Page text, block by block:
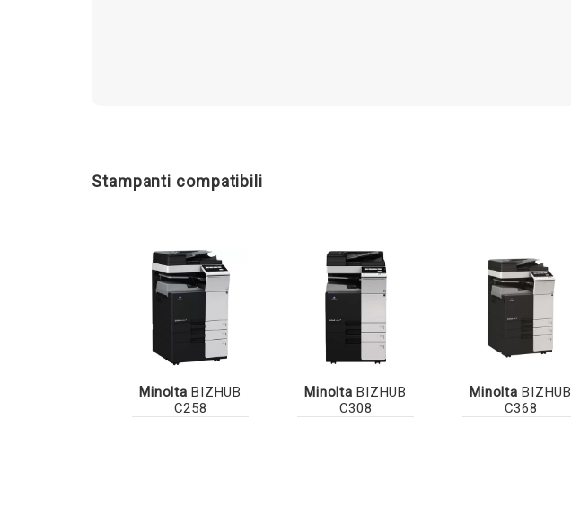
Stampanti compatibili
Minolta BIZHUB
C258
Minolta BIZHUB
C308
Minolta BIZHUB
C368